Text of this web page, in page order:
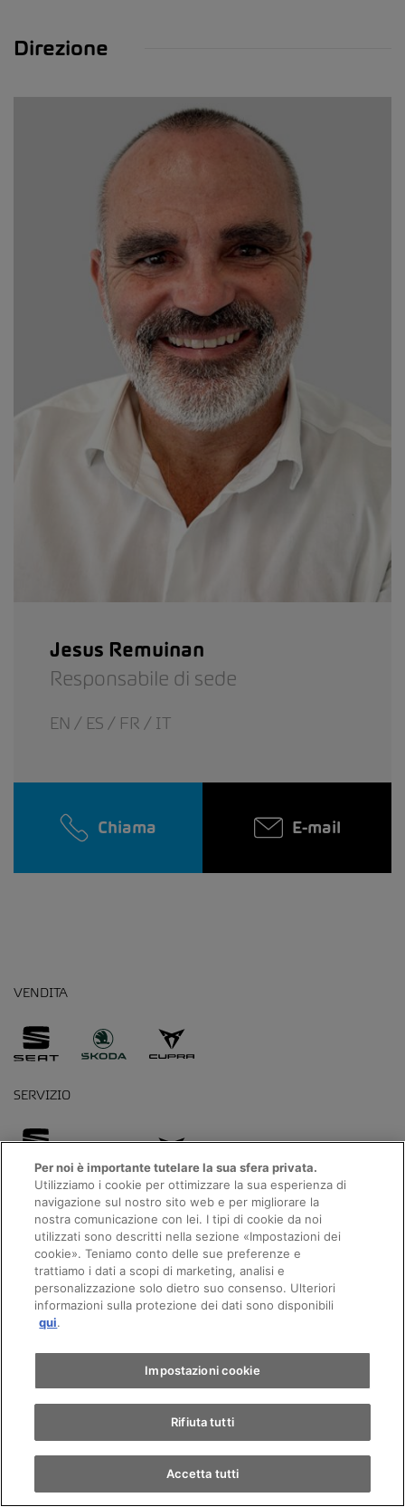
Direzione
Jesus Remuinan
Responsabile di sede
EN / ES / FR / IT
Chiama E-mail
VENDITA
SERVIZIO
AMAG La Tour-de-Trême
SEAT, Škoda, CUPRA
AMAG La Tour-de-Trême
Per noi è importante tutelare la sua sfera privata.
Utilizziamo i cookie per ottimizzare la sua esperienza di
navigazione sul nostro sito web e per migliorare la
nostra comunicazione con lei. I tipi di cookie da noi
utilizzati sono descritti nella sezione «Impostazioni dei
cookie». Teniamo conto delle sue preferenze e
trattiamo i dati a scopi di marketing, analisi e
personalizzazione solo dietro suo consenso. Ulteriori
informazioni sulla protezione dei dati sono disponibili
qui.
Impostazioni cookie
Rifiuta tutti
Accetta tutti